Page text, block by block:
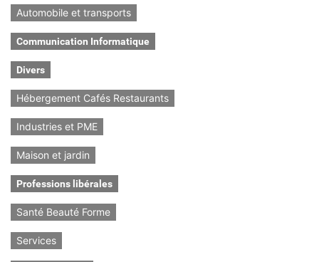
Automobile et transports
Communication Informatique
Divers
Hébergement Cafés Restaurants
Industries et PME
Maison et jardin
Professions libérales
Santé Beauté Forme
Services